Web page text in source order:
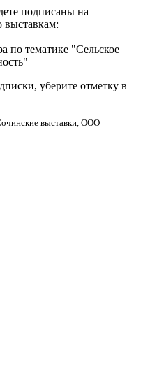
подписаны на
выставкам:
тематике "Сельское
уберите отметку в
выставки, ООО